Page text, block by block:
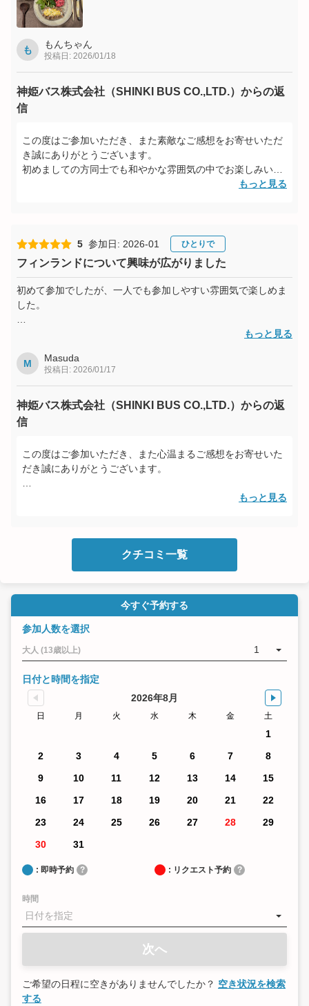
も もんちゃん
投稿日: 2026/01/18
神姫バス株式会社（SHINKI BUS CO.,LTD.）からの返
信
この度はご参加いただき、また素敵なご感想をお寄せいただ
き誠にありがとうございます。
初めましての方同士でも和やかな雰囲気の中でお楽しみいた
またのご参加を心よりお待ちしております。
もっと見る
5 参加日: 2026-01 ひとりで
フィンランドについて興味が広がりました
初めて参加でしたが、一人でも参加しやすい雰囲気で楽しめま
した。
料理も美味しかったですし、文化や料理の背景についてもしれ
お土産までいただき、大満足です。
楽しい時間を過ごせました。
もっと見る
M Masuda
投稿日: 2026/01/17
神姫バス株式会社（SHINKI BUS CO.,LTD.）からの返
信
この度はご参加いただき、また心温まるご感想をお寄せいた
だき誠にありがとうございます。
初めてのご参加とのことでしたが、楽しんでお過ごしいただ
イベントづくりに努めてまいります。
またお会いできる機会を、心より楽しみにしております。
もっと見る
クチコミ一覧
今すぐ予約する
参加人数を選択
大人 (13歳以上) 1
日付と時間を指定
2026年8月
日 月 火 水 木 金 土
1
2
3 4 5 6 7
8
9
10 11 12 13 14
15
16
17 18 19 20 21
22
23
24 25 26 27 28
29
30
31
: 即時予約 ? : リクエスト予約 ?
時間
次へ
ご希望の日程に空きがありませんでしたか？ 空き状況を検索
する